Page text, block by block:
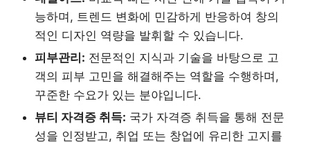
능하며, 트렌드 변화에 민감하게 반응하여 창의
적인 디자인 역량을 발휘할 수 있습니다.
피부관리: 전문적인 지식과 기술을 바탕으로 고
객의 피부 고민을 해결해주는 역할을 수행하며,
꾸준한 수요가 있는 분야입니다.
뷰티 자격증 취득: 국가 자격증 취득을 통해 전문
성을 인정받고, 취업 또는 창업에 유리한 고지를